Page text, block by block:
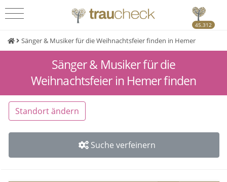
45.312
Sänger & Musiker für die Weihnachtsfeier finden in Hemer
Sänger & Musiker für die
Weihnachtsfeier in Hemer finden
Standort ändern
Suche verfeinern